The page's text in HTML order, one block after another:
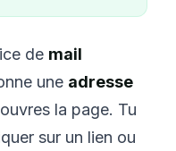
de mail
une adresse
la page. Tu
sur un lien ou